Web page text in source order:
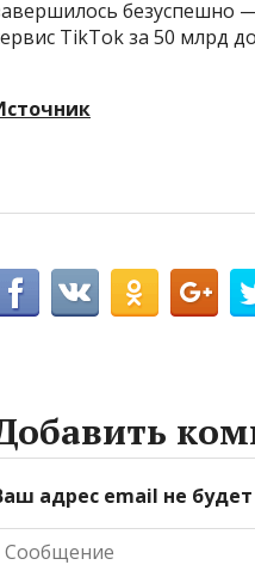
безуспешно
TikTok за 50 млрд
адрес email не